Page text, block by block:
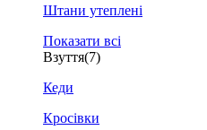
Штани утеплені
Показати всі
Взуття(7)
Кеди
Кросівки